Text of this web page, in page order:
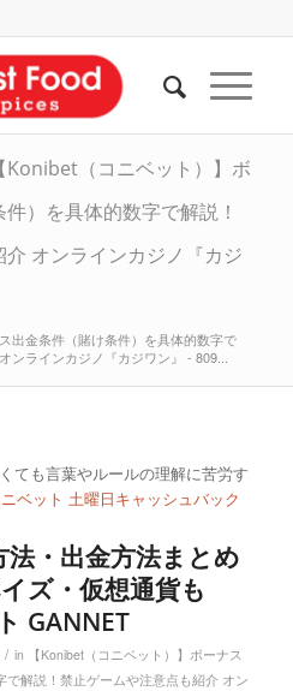
（コニベット）】ボ
）を具体的数字で解説！
オンラインカジノ『カジ
出金条件（賭け条件）を具体的数字で
ラインカジノ『カジワン』 - 809...
ても言葉やルールの理解に苦労す
ベット 土曜日キャッシュバック
・出金方法まとめ
ズ・仮想通貨も
GANNET
/ in
【Konibet（コニベット）】ボーナス
解説！禁止ゲームや注意点も紹介 オン